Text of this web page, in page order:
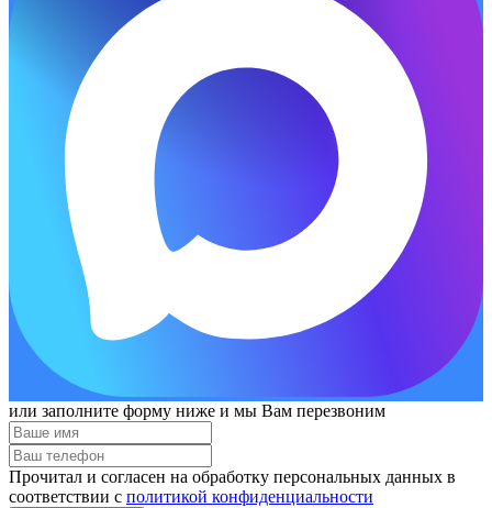
или заполните форму ниже и мы Вам перезвоним
Прочитал и согласен на обработку персональных данных в
соответствии с политикой конфиденциальности